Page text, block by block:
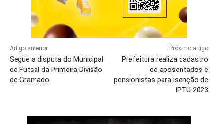
Artigo anterior
Segue a disputa do Municipal
de Futsal da Primeira Divisão
de Gramado
Próximo artigo
Prefeitura realiza cadastro
de aposentados e
pensionistas para isenção de
IPTU 2023